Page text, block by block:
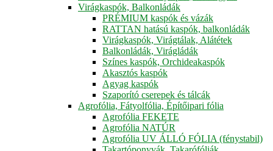
Virágkaspók, Balkonládák
PRÉMIUM kaspók és vázák
RATTAN hatású kaspók, balkonládák
Virágkaspók, Virágtálak, Alátétek
Balkonládák, Virágládák
Színes kaspók, Orchideakaspók
Akasztós kaspók
Agyag kaspók
Szaporító cserepek és tálcák
Agrofólia, Fátyolfólia, Építőipari fólia
Agrofólia FEKETE
Agrofólia NATÚR
Agrofólia UV ÁLLÓ FÓLIA (fénystabil)